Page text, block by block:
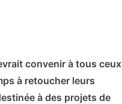
convenir à tous ceux
à retoucher leurs
à des projets de